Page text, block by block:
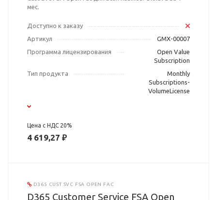
мес.
Доступно к заказу
Артикул
GMX-00007
Программа лицензирования
Open Value
Subscription
Тип продукта
Monthly
Subscriptions-
VolumeLicense
Цена с НДС 20%
4 619,27 ₽
D365 CUST SVC FSA OPEN FAC
D365 Customer Service FSA Open